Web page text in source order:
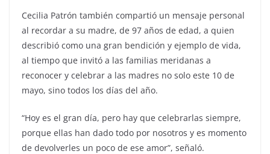
Cecilia Patrón también compartió un mensaje personal
al recordar a su madre, de 97 años de edad, a quien
describió como una gran bendición y ejemplo de vida,
al tiempo que invitó a las familias meridanas a
reconocer y celebrar a las madres no solo este 10 de
mayo, sino todos los días del año.
“Hoy es el gran día, pero hay que celebrarlas siempre,
porque ellas han dado todo por nosotros y es momento
de devolverles un poco de ese amor”, señaló.